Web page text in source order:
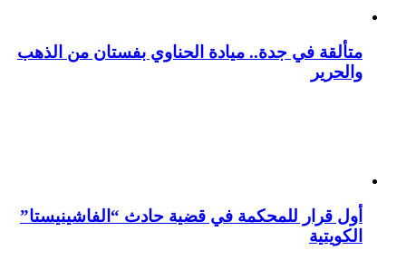
متألقة في جدة.. ميادة الحناوي بفستان من الذهب
والحرير
أول قرار للمحكمة في قضية حادث “الفاشينيستا”
الكويتية